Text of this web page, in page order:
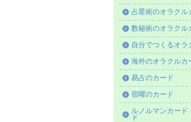
占星術のオラクル
数秘術のオラクル
自分でつくるオラ
海外のオラクルカ
易占のカード
宿曜のカード
ルノルマンカード
ド